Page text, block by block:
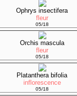
Ophrys insectifera
fleur
05/18
Orchis mascula
fleur
05/18
Platanthera bifolia
inflorescence
05/18